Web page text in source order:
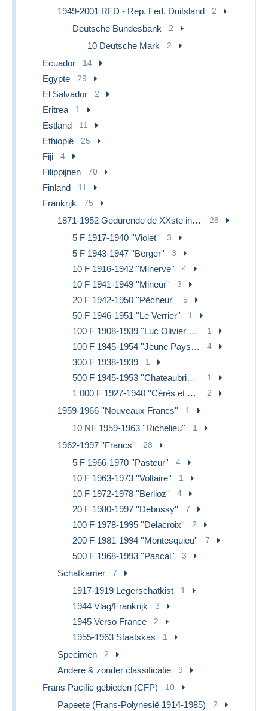
1949-2001 RFD - Rep. Fed. Duitsland 2
Deutsche Bundesbank 2
10 Deutsche Mark 2
Ecuador 14
Egypte 29
El Salvador 2
Eritrea 1
Estland 11
Ethiopië 25
Fiji 4
Filippijnen 70
Finland 11
Frankrijk 75
1871-1952 Gedurende de XXste in omloop 28
5 F 1917-1940 ''Violet'' 3
5 F 1943-1947 ''Berger'' 3
10 F 1916-1942 ''Minerve'' 4
10 F 1941-1949 ''Mineur'' 3
20 F 1942-1950 ''Pêcheur'' 5
50 F 1946-1951 ''Le Verrier'' 1
100 F 1908-1939 ''Luc Olivier Merson'' 1
100 F 1945-1954 ''Jeune Paysan'' 4
300 F 1938-1939 1
500 F 1945-1953 ''Chateaubriand'' 1
1 000 F 1927-1940 ''Cérès et Mercure'' 2
1959-1966 ''Nouveaux Francs'' 1
10 NF 1959-1963 ''Richelieu'' 1
1962-1997 ''Francs'' 28
5 F 1966-1970 ''Pasteur'' 4
10 F 1963-1973 ''Voltaire'' 1
10 F 1972-1978 ''Berlioz'' 4
20 F 1980-1997 ''Debussy'' 7
100 F 1978-1995 ''Delacroix'' 2
200 F 1981-1994 ''Montesquieu'' 7
500 F 1968-1993 ''Pascal'' 3
Schatkamer 7
1917-1919 Legerschatkist 1
1944 Vlag/Frankrijk 3
1945 Verso France 2
1955-1963 Staatskas 1
Specimen 2
Andere & zonder classificatie 9
Frans Pacific gebieden (CFP) 10
Papeete (Frans-Polynesië 1914-1985) 2